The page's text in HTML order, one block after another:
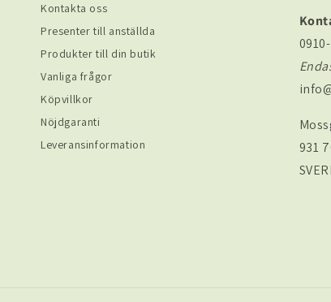
Kontakta oss
Presenter till anställda
Produkter till din butik
Vanliga frågor
Köpvillkor
Nöjdgaranti
Leveransinformation
931